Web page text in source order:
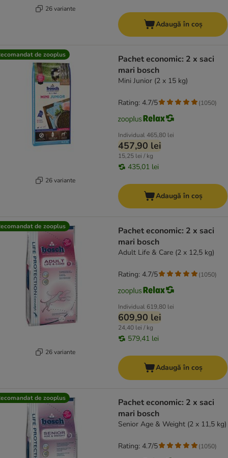
26 variante
Adaugă în coș
de zooplus
26 variante
Pachet economic: 2 x saci
mari bosch
Mini Junior (2 x 15 kg)
Individual465,80 lei
457,90 lei
15,25 lei / kg
435,01 lei
Rating: 4.7/5 (1050)
Adaugă în coș
de zooplus
26 variante
Pachet economic: 2 x saci
mari bosch
Adult Life & Care (2 x 12,5 kg)
Individual 619,80 lei
609,90 lei
24,40 lei / kg
579,41 lei
Rating: 4.7/5 (1050)
Adaugă în coș
de zooplus
Pachet economic: 2 x saci
mari bosch
Senior Age & Weight (2 x 11,5 kg)
Rating: 4.7/5 (1050)